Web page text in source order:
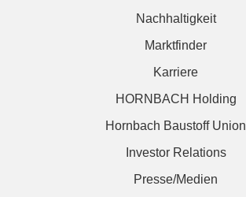
Nachhaltigkeit
Marktfinder
Karriere
HORNBACH Holding
Hornbach Baustoff Union
Investor Relations
Presse/Medien